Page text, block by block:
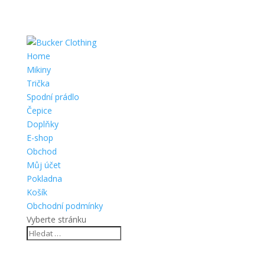
Home
Mikiny
Trička
Spodní prádlo
Čepice
Doplňky
E-shop
Obchod
Můj účet
Pokladna
Košík
Obchodní podmínky
Vyberte stránku